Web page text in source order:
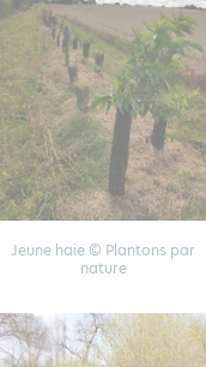
Jeune haie © Plantons par
nature